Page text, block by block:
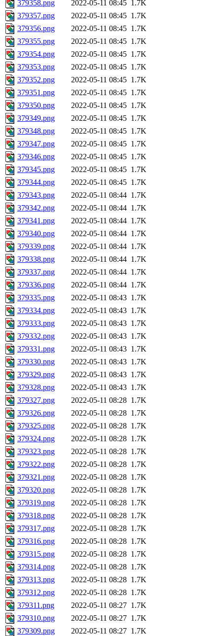
379358.png 2022-05-11 08:45 1.7K
379357.png
2022-05-11 08:45 1.7K
379356.png
2022-05-11 08:45 1.7K
379355.png
2022-05-11 08:45 1.7K
379354.png
2022-05-11 08:45 1.7K
379353.png
2022-05-11 08:45 1.7K
379352.png
2022-05-11 08:45 1.7K
379351.png
2022-05-11 08:45 1.7K
379350.png
2022-05-11 08:45 1.7K
379349.png
2022-05-11 08:45 1.7K
379348.png
2022-05-11 08:45 1.7K
379347.png
2022-05-11 08:45 1.7K
379346.png
2022-05-11 08:45 1.7K
379345.png
2022-05-11 08:45 1.7K
379344.png
2022-05-11 08:45 1.7K
379343.png
2022-05-11 08:44 1.7K
379342.png
2022-05-11 08:44 1.7K
379341.png
2022-05-11 08:44 1.7K
379340.png
2022-05-11 08:44 1.7K
379339.png
2022-05-11 08:44 1.7K
379338.png
2022-05-11 08:44 1.7K
379337.png
2022-05-11 08:44 1.7K
379336.png
2022-05-11 08:44 1.7K
379335.png
2022-05-11 08:43 1.7K
379334.png
2022-05-11 08:43 1.7K
379333.png
2022-05-11 08:43 1.7K
379332.png
2022-05-11 08:43 1.7K
379331.png
2022-05-11 08:43 1.7K
379330.png
2022-05-11 08:43 1.7K
379329.png
2022-05-11 08:43 1.7K
379328.png
2022-05-11 08:43 1.7K
379327.png
2022-05-11 08:28 1.7K
379326.png
2022-05-11 08:28 1.7K
379325.png
2022-05-11 08:28 1.7K
379324.png
2022-05-11 08:28 1.7K
379323.png
2022-05-11 08:28 1.7K
379322.png
2022-05-11 08:28 1.7K
379321.png
2022-05-11 08:28 1.7K
379320.png
2022-05-11 08:28 1.7K
379319.png
2022-05-11 08:28 1.7K
379318.png
2022-05-11 08:28 1.7K
379317.png
2022-05-11 08:28 1.7K
379316.png
2022-05-11 08:28 1.7K
379315.png
2022-05-11 08:28 1.7K
379314.png
2022-05-11 08:28 1.7K
379313.png
2022-05-11 08:28 1.7K
379312.png
2022-05-11 08:28 1.7K
379311.png
2022-05-11 08:27 1.7K
379310.png
2022-05-11 08:27 1.7K
379309.png
2022-05-11 08:27 1.7K